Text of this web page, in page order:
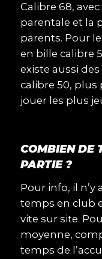
Calibre 68,
parentale et la
parents. Pour
en bille calibre
existe aussi
calibre 50, plus
jouer les plus
COMBIEN DE
PARTIE ?
Pour info, il n’y
temps en club
vite sur site.
moyenne,
temps de